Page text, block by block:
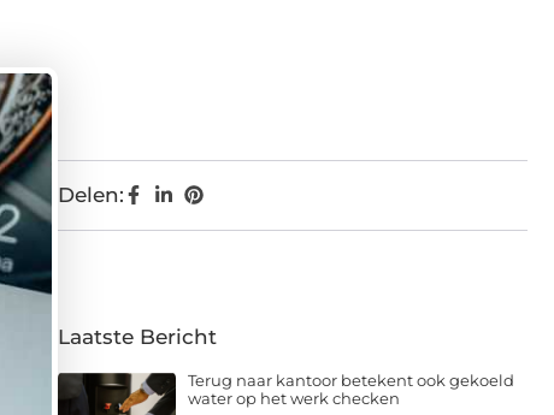
Delen:
Laatste Bericht
Terug naar kantoor betekent ook gekoeld
water op het werk checken